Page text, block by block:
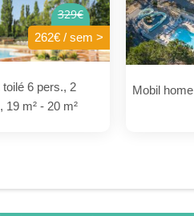
329€
262€ / sem >
toilé 6 pers., 2
19 m² - 20 m²
Mobil